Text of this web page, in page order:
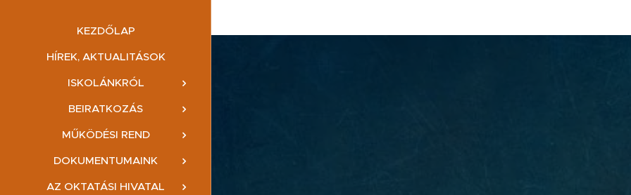
KEZDŐLAP
HÍREK, AKTUALITÁSOK
ISKOLÁNKRÓL
BEIRATKOZÁS
MŰKÖDÉSI REND
DOKUMENTUMAINK
AZ OKTATÁSI HIVATAL